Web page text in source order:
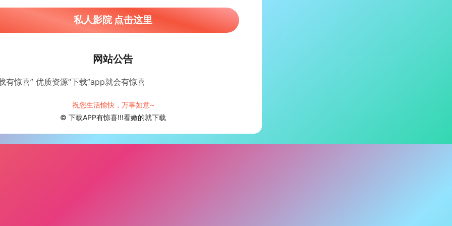
私人影院 点击这里
网站公告
有惊喜” 优质资源“下载”app就会有惊喜
祝您生活愉快，万事如意~
© 下载APP有惊喜!!!看嫩的就下载